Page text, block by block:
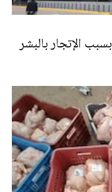
الإتجار بالبشر